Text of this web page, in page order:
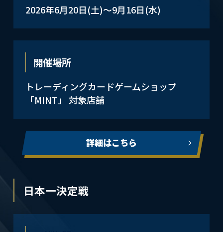
2026年6月20日(土)～9月16日(水)
開催場所
トレーディングカードゲームショップ
「MINT」 対象店舗
詳細はこちら
日本一決定戦